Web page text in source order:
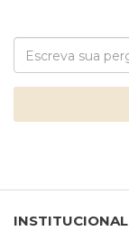
INSTITUCIONAL